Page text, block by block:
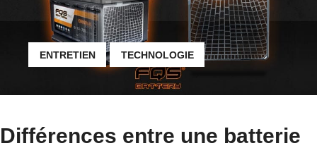
ENTRETIEN TECHNOLOGIE
Différences entre une batterie